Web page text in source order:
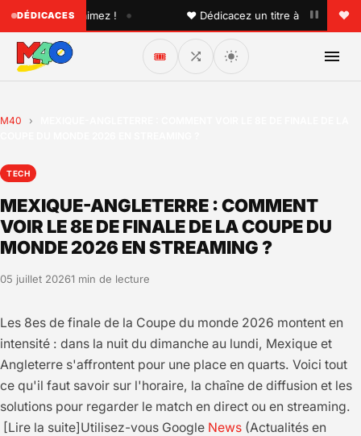
DÉDICACES
que vous aimez ! • ♥ Dédicacez un titre à vos proches
🎟️
M40 ›
TECH
MEXIQUE-ANGLETERRE : COMMENT
VOIR LE 8E DE FINALE DE LA COUPE DU
MONDE 2026 EN STREAMING ?
05 juillet 20261 min de lecture
Les 8es de finale de la Coupe du monde 2026 montent en
intensité : dans la nuit du dimanche au lundi, Mexique et
Angleterre s'affrontent pour une place en quarts. Voici tout
ce qu'il faut savoir sur l'horaire, la chaîne de diffusion et les
solutions pour regarder le match en direct ou en streaming.
[Lire la suite]Utilisez-vous Google News (Actualités en